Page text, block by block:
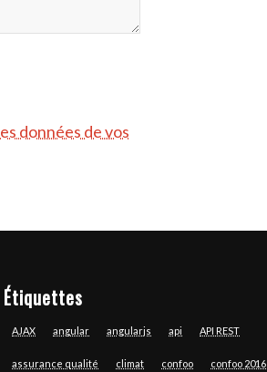
données de vos
Étiquettes
AJAX angular angularjs api API REST
assurance qualité climat confoo confoo 2016